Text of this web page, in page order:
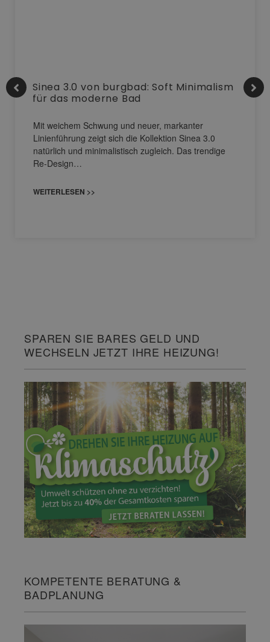
Sinea 3.0 von burgbad: Soft Minimalism
für das moderne Bad
Mit weichem Schwung und neuer, markanter
Linienführung zeigt sich die Kollektion Sinea 3.0
natürlich und minimalistisch zugleich. Das trendige
Re-Design…
WEITERLESEN >>
SPAREN SIE BARES GELD UND
WECHSELN JETZT IHRE HEIZUNG!
KOMPETENTE BERATUNG &
BADPLANUNG